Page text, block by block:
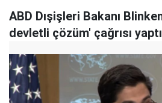
ABD Dışişleri Bakanı
devletli çözüm' çağrısı yaptı